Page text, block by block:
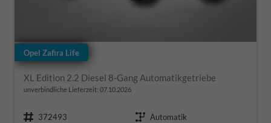
Opel Zafira Life
XL Edition 2.2 Diesel 8-Gang Automatikgetriebe
unverbindliche Lieferzeit: 07.10.2026
Fahrzeugnr. 372493 Getriebe Automatik